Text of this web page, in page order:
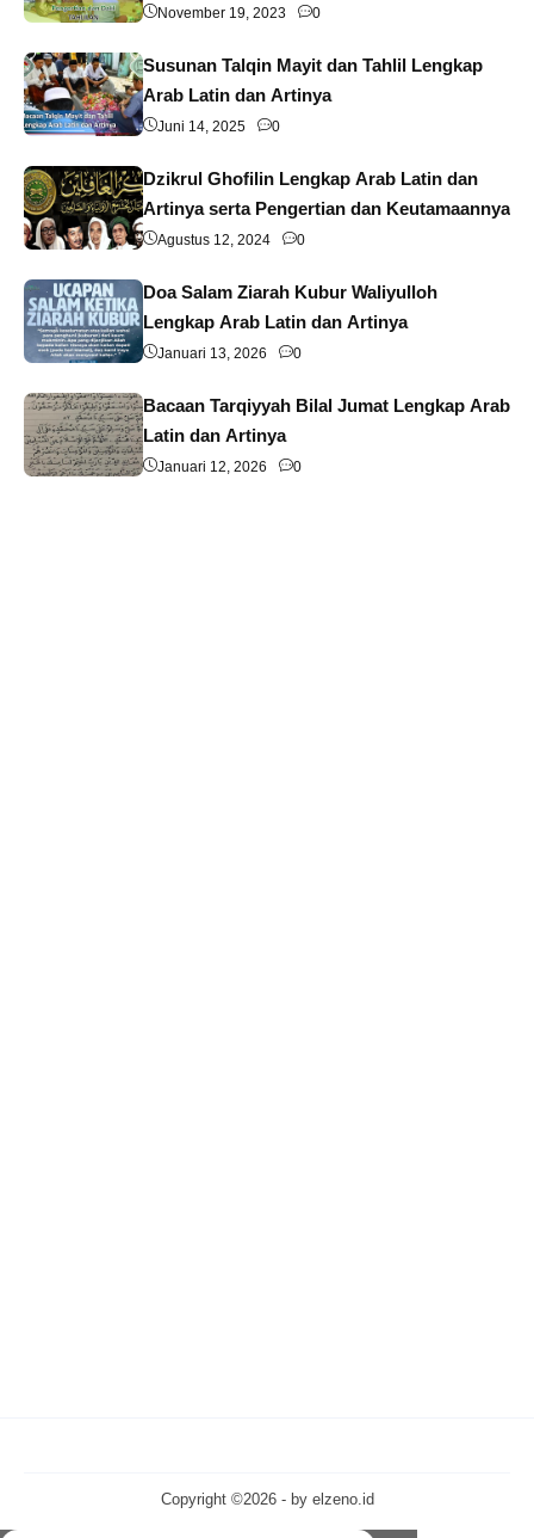
November 19, 2023 0
Susunan Talqin Mayit dan Tahlil Lengkap
Arab Latin dan Artinya
Juni 14, 2025 0
Dzikrul Ghofilin Lengkap Arab Latin dan
Artinya serta Pengertian dan Keutamaannya
Agustus 12, 2024 0
Doa Salam Ziarah Kubur Waliyulloh
Lengkap Arab Latin dan Artinya
Januari 13, 2026 0
Bacaan Tarqiyyah Bilal Jumat Lengkap Arab
Latin dan Artinya
Januari 12, 2026 0
Copyright ©2026 - by elzeno.id